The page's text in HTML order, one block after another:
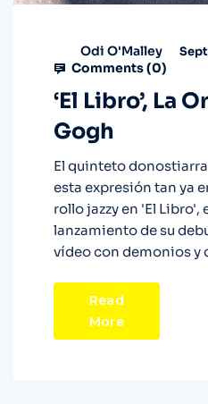
Odi O'Malley
Comments (0)
‘El Libro’, La
Gogh
El quinteto
esta expresión tan ya
rollo jazzy en 'El Libro',
lanzamiento de su
vídeo con demonios y
Read
More